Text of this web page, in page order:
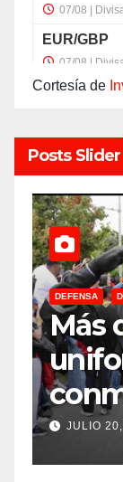
Cortesía de
Posts Slider
DEFENSA
Más
años
JULIO